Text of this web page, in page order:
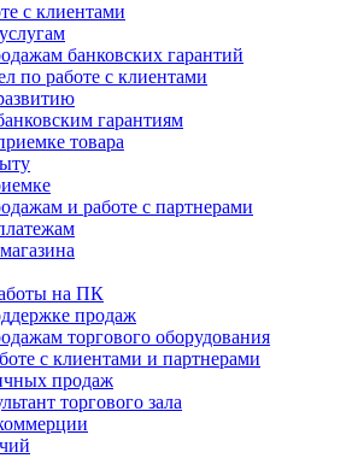
с клиентами
банковских гарантий
по работе с клиентами
гарантиям
товара
и работе с партнерами
на ПК
продаж
торгового оборудования
с клиентами и партнерами
продаж
торгового зала